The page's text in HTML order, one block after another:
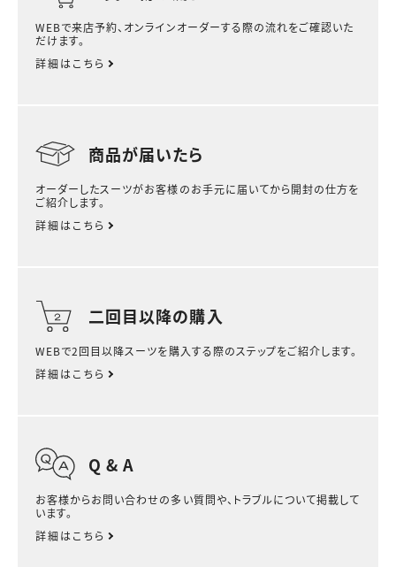
WEBで来店予約、オンラインオーダーする際の流れをご確認いた
だけます。
詳細はこちら
商品が届いたら
オーダーしたスーツがお客様のお手元に届いてから開封の仕方を
ご紹介します。
詳細はこちら
二回目以降の購入
WEBで2回目以降スーツを購入する際のステップをご紹介します。
詳細はこちら
Q & A
お客様からお問い合わせの多い質問や、トラブルについて掲載して
います。
詳細はこちら